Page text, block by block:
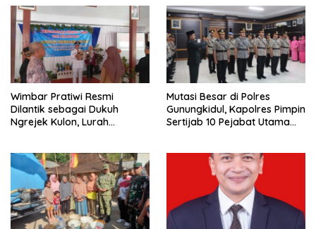
Wimbar Pratiwi Resmi
Dilantik sebagai Dukuh
Ngrejek Kulon, Lurah
Warga
Mutasi Besar di Polres
Gunungkidul, Kapolres Pimpin
Sertijab 10 Pejabat Utama